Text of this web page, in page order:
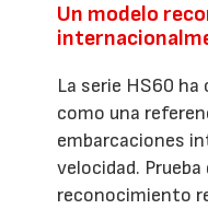
Un modelo
La serie HS60
como una
embarcaciones
velocidad. Prueba
reconocimiento